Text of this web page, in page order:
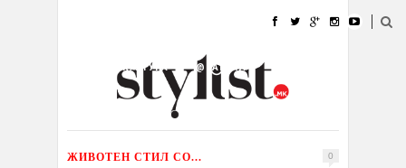
УБАВИНА
КУЛТУРА @РАБОТА
ИЗЛОГ
ЖИВОТЕН СТИЛ СО... 0